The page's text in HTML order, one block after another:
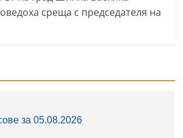
среща с председателя на